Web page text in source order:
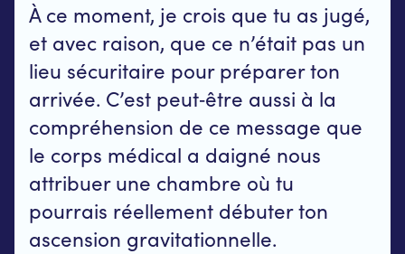
À ce moment, je crois que tu as jugé,
et avec raison, que ce n’était pas un
lieu sécuritaire pour préparer ton
arrivée. C’est peut‐être aussi à la
compréhension de ce message que
le corps médical a daigné nous
attribuer une chambre où tu
pourrais réellement débuter ton
ascension gravitationnelle.